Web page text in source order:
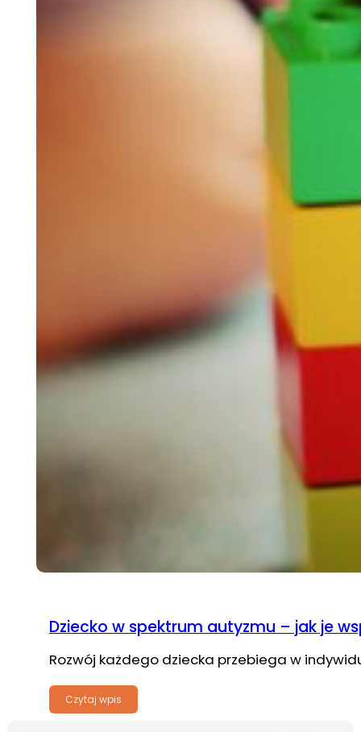
Dziecko w spektrum autyzmu – jak je
Rozwój każdego dziecka przebiega w
Czytaj wpis